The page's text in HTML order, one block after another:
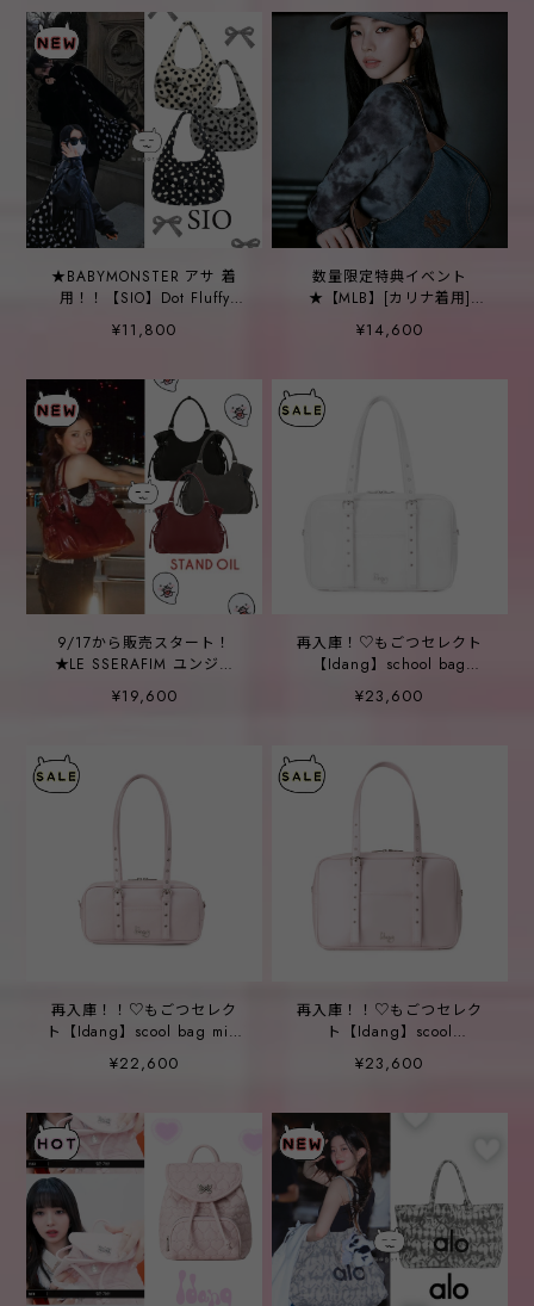
★BABYMONSTER アサ 着
用！！【SIO】Dot Fluffy
Shoulder Bag
¥11,800
数量限定特典イベント
★【MLB】[カリナ着用]
Denim color hobo bag NY
(Indigo)
¥14,600
9/17から販売スタート！
★LE SSERAFIM ユンジン
着用！！【STAND OIL】
Breezy Bag - 3color
¥19,600
再入庫！♡もごつセレクト
【Idang】school bag
medium _ WHITE
¥23,600
再入庫！！♡もごつセレク
ト【Idang】scool bag mini
(3次再入庫・5/7preorder)
¥22,600
再入庫！！♡もごつセレク
ト【Idang】scool
medium(6次再入庫・
5/7preorder)
¥23,600